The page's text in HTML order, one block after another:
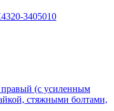
3405010
правый (с усиленным
стяжными болтами,